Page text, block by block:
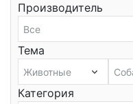
Производитель
Тема
Категория